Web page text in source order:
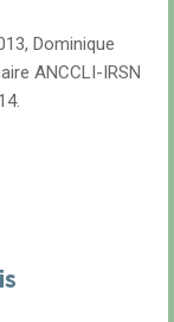
Dominique
ANCCLI-IRSN